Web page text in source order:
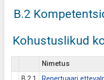
B.2
Kohustuslikud
Nimetus